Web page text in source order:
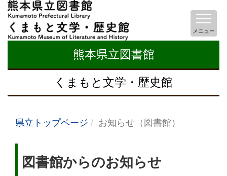
熊本県立図書館
くまもと文学・歴史館
メニュー
県立トップページ お知らせ（図書館）
図書館からのお知らせ